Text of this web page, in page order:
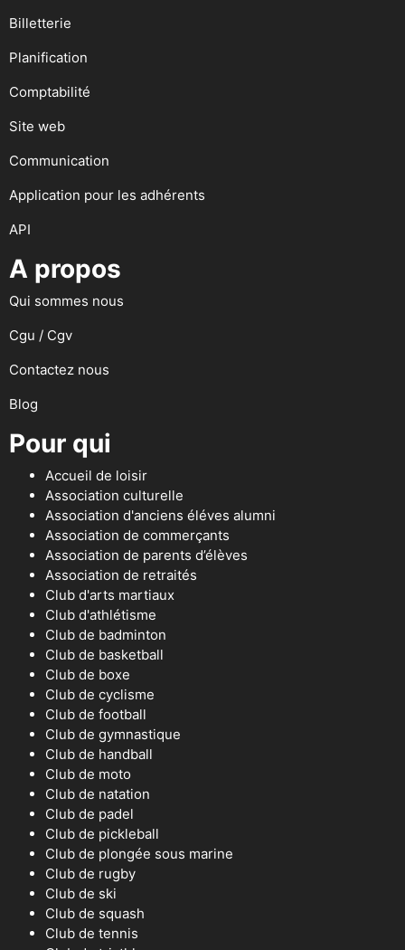
Billetterie
Planification
Comptabilité
Site web
Communication
Application pour les adhérents
API
A propos
Qui sommes nous
Cgu / Cgv
Contactez nous
Blog
Pour qui
Accueil de loisir
Association culturelle
Association d'anciens éléves alumni
Association de commerçants
Association de parents d’élèves
Association de retraités
Club d'arts martiaux
Club d'athlétisme
Club de badminton
Club de basketball
Club de boxe
Club de cyclisme
Club de football
Club de gymnastique
Club de handball
Club de moto
Club de natation
Club de padel
Club de pickleball
Club de plongée sous marine
Club de rugby
Club de ski
Club de squash
Club de tennis